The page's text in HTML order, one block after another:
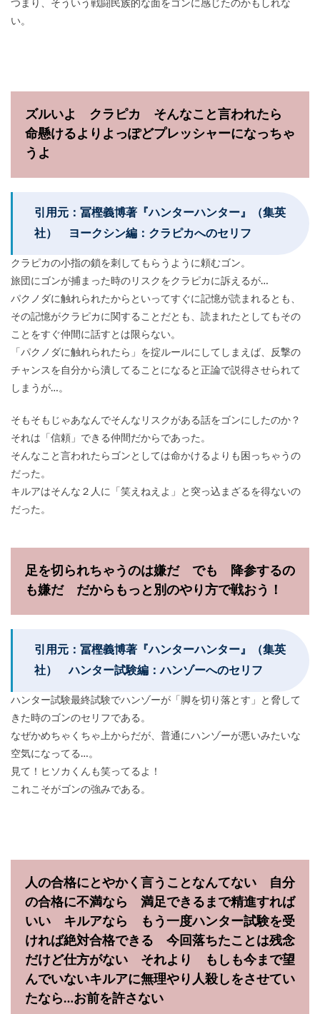
つまり、そういう戦闘民族的な面をゴンに感じたのかもしれな
い。
ズルいよ クラピカ そんなこと言われたら
命懸けるよりよっぽどプレッシャーになっちゃ
うよ
引用元：冨樫義博著『ハンターハンター』（集英
社） ヨークシン編：クラピカへのセリフ
クラピカの小指の鎖を刺してもらうように頼むゴン。
旅団にゴンが捕まった時のリスクをクラピカに訴えるが…
パクノダに触れられたからといってすぐに記憶が読まれるとも、
その記憶がクラピカに関することだとも、読まれたとしてもその
ことをすぐ仲間に話すとは限らない。
「パクノダに触れられたら」を掟ルールにしてしまえば、反撃の
チャンスを自分から潰してることになると正論で説得させられて
しまうが…。
そもそもじゃあなんでそんなリスクがある話をゴンにしたのか？
それは「信頼」できる仲間だからであった。
そんなこと言われたらゴンとしては命かけるよりも困っちゃうの
だった。
キルアはそんな２人に「笑えねえよ」と突っ込まざるを得ないの
だった。
足を切られちゃうのは嫌だ でも 降参するの
も嫌だ だからもっと別のやり方で戦おう！
引用元：冨樫義博著『ハンターハンター』（集英
社） ハンター試験編：ハンゾーへのセリフ
ハンター試験最終試験でハンゾーが「脚を切り落とす」と脅して
きた時のゴンのセリフである。
なぜかめちゃくちゃ上からだが、普通にハンゾーが悪いみたいな
空気になってる…。
見て！ヒソカくんも笑ってるよ！
これこそがゴンの強みである。
人の合格にとやかく言うことなんてない 自分
の合格に不満なら 満足できるまで精進すれば
いい キルアなら もう一度ハンター試験を受
ければ絶対合格できる 今回落ちたことは残念
だけど仕方がない それより もしも今まで望
んでいないキルアに無理やり人殺しをさせてい
たなら…お前を許さない